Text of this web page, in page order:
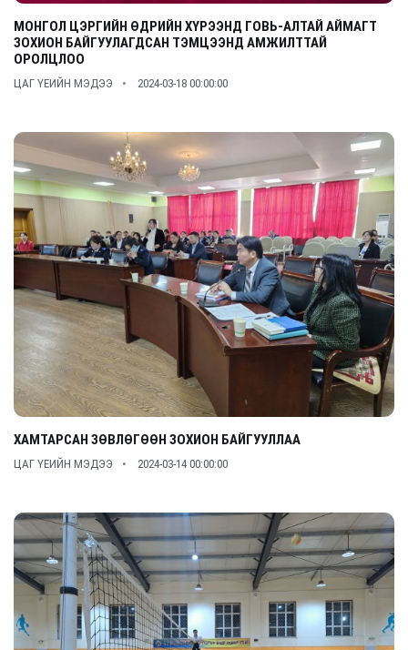
МОНГОЛ ЦЭРГИЙН ӨДРИЙН ХҮРЭЭНД ГОВЬ-АЛТАЙ АЙМАГТ
ЗОХИОН БАЙГУУЛАГДСАН ТЭМЦЭЭНД АМЖИЛТТАЙ
ОРОЛЦЛОО
ЦАГ ҮЕИЙН МЭДЭЭ 2024-03-18 00:00:00
ХАМТАРСАН ЗӨВЛӨГӨӨН ЗОХИОН БАЙГУУЛЛАА
ЦАГ ҮЕИЙН МЭДЭЭ 2024-03-14 00:00:00